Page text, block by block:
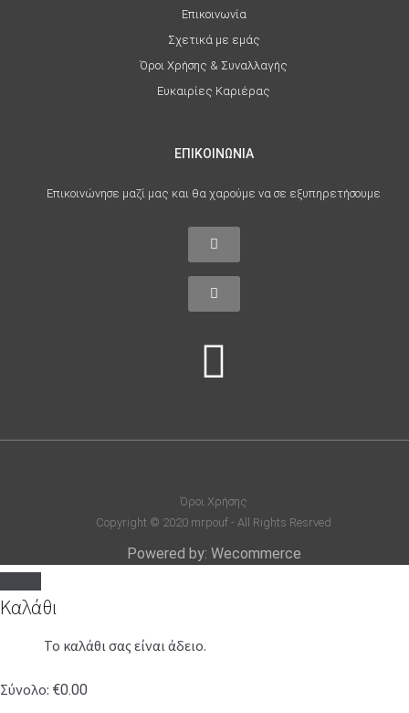
Επικοινωνία
Σχετικά με εμάς
Όροι Χρήσης & Συναλλαγής
Ευκαιρίες Καριέρας
ΕΠΙΚΟΙΝΩΝΙΑ
Επικοινώνησε μαζί μας και θα χαρούμε να σε εξυπηρετήσουμε
Όροι Χρήσης
Copyright © 2020 mrpouf - All Rights Resrved
Powered by: Wecommerce
Καλάθι
Το καλάθι σας είναι άδειο.
Σύνολο: €0.00